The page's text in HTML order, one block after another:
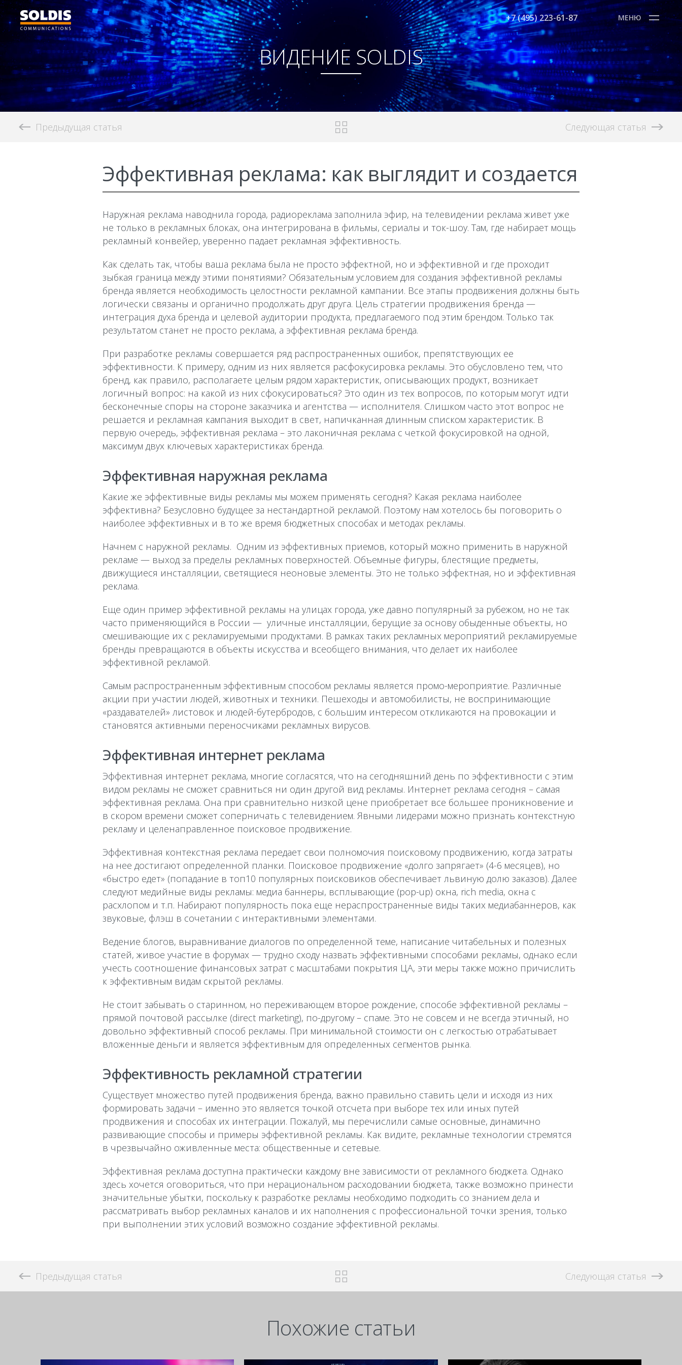
+7 (495) 223-61-87 МЕНЮ
ВИДЕНИЕ SOLDIS
Предыдущая статья Следующая статья
Эффективная реклама: как выглядит и создается
Наружная реклама наводнила города, радиореклама заполнила эфир, на телевидении реклама живет уже
не только в рекламных блоках, она интегрирована в фильмы, сериалы и ток-шоу. Там, где набирает мощь
рекламный конвейер, уверенно падает рекламная эффективность.
Как сделать так, чтобы ваша реклама была не просто эффектной, но и эффективной и где проходит
зыбкая граница между этими понятиями? Обязательным условием для создания эффективной рекламы
бренда является необходимость целостности рекламной кампании. Все этапы продвижения должны быть
логически связаны и органично продолжать друг друга. Цель стратегии продвижения бренда —
интеграция духа бренда и целевой аудитории продукта, предлагаемого под этим брендом. Только так
результатом станет не просто реклама, а эффективная реклама бренда.
При разработке рекламы совершается ряд распространенных ошибок, препятствующих ее
эффективности. К примеру, одним из них является расфокусировка рекламы. Это обусловлено тем, что
бренд, как правило, располагаете целым рядом характеристик, описывающих продукт, возникает
логичный вопрос: на какой из них сфокусироваться? Это один из тех вопросов, по которым могут идти
бесконечные споры на стороне заказчика и агентства — исполнителя. Слишком часто этот вопрос не
решается и рекламная кампания выходит в свет, напичканная длинным списком характеристик. В
первую очередь, эффективная реклама – это лаконичная реклама с четкой фокусировкой на одной,
максимум двух ключевых характеристиках бренда.
Эффективная наружная реклама
Какие же эффективные виды рекламы мы можем применять сегодня? Какая реклама наиболее
эффективна? Безусловно будущее за нестандартной рекламой. Поэтому нам хотелось бы поговорить о
наиболее эффективных и в то же время бюджетных способах и методах рекламы.
Начнем с наружной рекламы. Одним из эффективных приемов, который можно применить в наружной
рекламе — выход за пределы рекламных поверхностей. Объемные фигуры, блестящие предметы,
движущиеся инсталляции, светящиеся неоновые элементы. Это не только эффектная, но и эффективная
реклама.
Еще один пример эффективной рекламы на улицах города, уже давно популярный за рубежом, но не так
часто применяющийся в России — уличные инсталляции, берущие за основу обыденные объекты, но
смешивающие их с рекламируемыми продуктами. В рамках таких рекламных мероприятий рекламируемые
бренды превращаются в объекты искусства и всеобщего внимания, что делает их наиболее
эффективной рекламой.
Самым распространенным эффективным способом рекламы является промо-мероприятие. Различные
акции при участии людей, животных и техники. Пешеходы и автомобилисты, не воспринимающие
«раздавателей» листовок и людей-бутербродов, с большим интересом откликаются на провокации и
становятся активными переносчиками рекламных вирусов.
Эффективная интернет реклама
Эффективная интернет реклама, многие согласятся, что на сегодняшний день по эффективности с этим
видом рекламы не сможет сравниться ни один другой вид рекламы. Интернет реклама сегодня – самая
эффективная реклама. Она при сравнительно низкой цене приобретает все большее проникновение и
в скором времени сможет соперничать с телевидением. Явными лидерами можно признать контекстную
рекламу и целенаправленное поисковое продвижение.
Эффективная контекстная реклама передает свои полномочия поисковому продвижению, когда затраты
на нее достигают определенной планки. Поисковое продвижение «долго запрягает» (4-6 месяцев), но
«быстро едет» (попадание в топ10 популярных поисковиков обеспечивает львиную долю заказов). Далее
следуют медийные виды рекламы: медиа баннеры, всплывающие (pop-up) окна, rich media, окна с
расхлопом и т.п. Набирают популярность пока еще нераспространенные виды таких медиабаннеров, как
звуковые, флэш в сочетании с интерактивными элементами.
Ведение блогов, выравнивание диалогов по определенной теме, написание читабельных и полезных
статей, живое участие в форумах — трудно сходу назвать эффективными способами рекламы, однако если
учесть соотношение финансовых затрат с масштабами покрытия ЦА, эти меры также можно причислить
к эффективным видам скрытой рекламы.
Не стоит забывать о старинном, но переживающем второе рождение, способе эффективной рекламы –
прямой почтовой рассылке (direct marketing), по-другому – спаме. Это не совсем и не всегда этичный, но
довольно эффективный способ рекламы. При минимальной стоимости он с легкостью отрабатывает
вложенные деньги и является эффективным для определенных сегментов рынка.
Эффективность рекламной стратегии
Существует множество путей продвижения бренда, важно правильно ставить цели и исходя из них
формировать задачи – именно это является точкой отсчета при выборе тех или иных путей
продвижения и способах их интеграции. Пожалуй, мы перечислили самые основные, динамично
развивающие способы и примеры эффективной рекламы. Как видите, рекламные технологии стремятся
в чрезвычайно оживленные места: общественные и сетевые.
Эффективная реклама доступна практически каждому вне зависимости от рекламного бюджета. Однако
здесь хочется оговориться, что при нерациональном расходовании бюджета, также возможно принести
значительные убытки, поскольку к разработке рекламы необходимо подходить со знанием дела и
рассматривать выбор рекламных каналов и их наполнения с профессиональной точки зрения, только
при выполнении этих условий возможно создание эффективной рекламы.
Предыдущая статья Следующая статья
Похожие статьи